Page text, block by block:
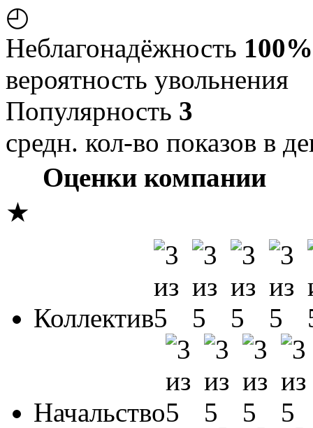
◴
Неблагонадёжность 100%
вероятность увольнения
Популярность 3
средн. кол-во показов в
Оценки компании
★
Коллектив
Начальство